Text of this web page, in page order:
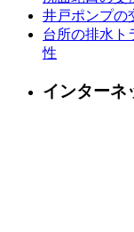
井戸ポンプの
台所の排水ト
性
インターネ